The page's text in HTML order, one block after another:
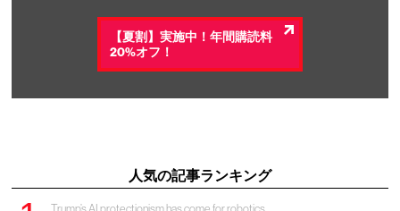
【夏割】実施中！年間購読料
20%オフ！
人気の記事ランキング